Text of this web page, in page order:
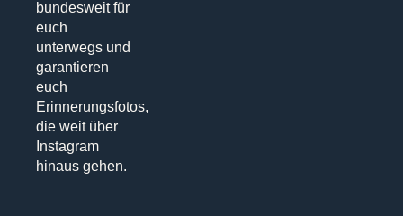
bundesweit für
euch
unterwegs und
garantieren
euch
Erinnerungsfotos,
die weit über
Instagram
hinaus gehen.